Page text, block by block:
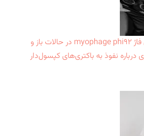
ساختارهای کامل فاژ myophage phi۹۲ در حالات باز و
نفوذ به باکتری‌های کپسول‌دار